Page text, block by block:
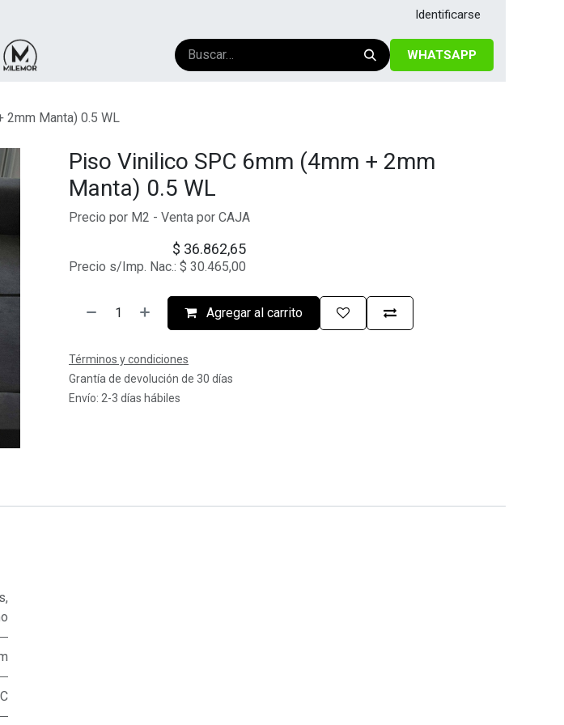
Identificarse
WHATSAPP
2mm Manta) 0.5 WL
Piso Vinilico SPC 6mm (4mm + 2mm
Manta) 0.5 WL
Precio por M2 - Venta por CAJA
$ 36.862,65
Precio s/Imp. Nac.: $ 30.465,00
Agregar al carrito
Términos y condiciones
Grantía de devolución de 30 días
Envío: 2-3 días hábiles
,